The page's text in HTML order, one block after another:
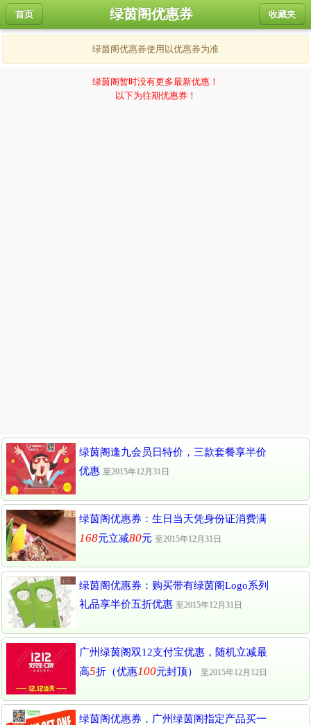
首页 收藏夹
绿茵阁优惠券
绿茵阁优惠券使用以优惠券为准
绿茵阁暂时没有更多最新优惠！
以下为往期优惠券！
绿茵阁逢九会员日特价，三款套餐享半价
优惠 至2015年12月31日
绿茵阁优惠券：生日当天凭身份证消费满
168元立减80元 至2015年12月31日
绿茵阁优惠券：购买带有绿茵阁Logo系列
礼品享半价五折优惠 至2015年12月31日
广州绿茵阁双12支付宝优惠，随机立减最
高5折（优惠100元封顶） 至2015年12月12日
绿茵阁优惠券，广州绿茵阁指定产品买一